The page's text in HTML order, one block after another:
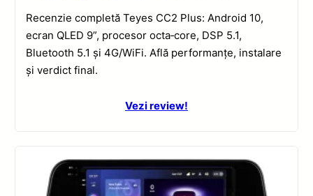
Recenzie completă Teyes CC2 Plus: Android 10,
ecran QLED 9”, procesor octa‑core, DSP 5.1,
Bluetooth 5.1 și 4G/WiFi. Află performanțe, instalare
și verdict final.
Vezi review!